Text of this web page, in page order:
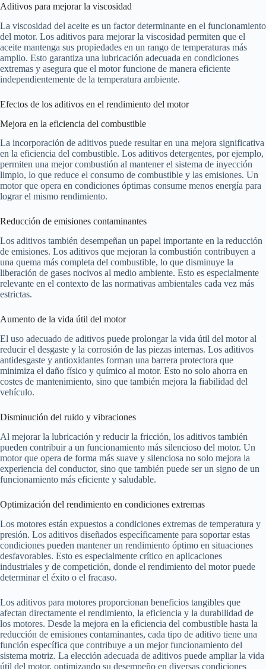
Aditivos para mejorar la viscosidad
La viscosidad del aceite es un factor determinante en el funcionamiento
del motor. Los aditivos para mejorar la viscosidad permiten que el
aceite mantenga sus propiedades en un rango de temperaturas más
amplio. Esto garantiza una lubricación adecuada en condiciones
extremas y asegura que el motor funcione de manera eficiente
independientemente de la temperatura ambiente.
Efectos de los aditivos en el rendimiento del motor
Mejora en la eficiencia del combustible
La incorporación de aditivos puede resultar en una mejora significativa
en la eficiencia del combustible. Los aditivos detergentes, por ejemplo,
permiten una mejor combustión al mantener el sistema de inyección
limpio, lo que reduce el consumo de combustible y las emisiones. Un
motor que opera en condiciones óptimas consume menos energía para
lograr el mismo rendimiento.
Reducción de emisiones contaminantes
Los aditivos también desempeñan un papel importante en la reducción
de emisiones. Los aditivos que mejoran la combustión contribuyen a
una quema más completa del combustible, lo que disminuye la
liberación de gases nocivos al medio ambiente. Esto es especialmente
relevante en el contexto de las normativas ambientales cada vez más
estrictas.
Aumento de la vida útil del motor
El uso adecuado de aditivos puede prolongar la vida útil del motor al
reducir el desgaste y la corrosión de las piezas internas. Los aditivos
antidesgaste y antioxidantes forman una barrera protectora que
minimiza el daño físico y químico al motor. Esto no solo ahorra en
costes de mantenimiento, sino que también mejora la fiabilidad del
vehículo.
Disminución del ruido y vibraciones
Al mejorar la lubricación y reducir la fricción, los aditivos también
pueden contribuir a un funcionamiento más silencioso del motor. Un
motor que opera de forma más suave y silenciosa no solo mejora la
experiencia del conductor, sino que también puede ser un signo de un
funcionamiento más eficiente y saludable.
Optimización del rendimiento en condiciones extremas
Los motores están expuestos a condiciones extremas de temperatura y
presión. Los aditivos diseñados específicamente para soportar estas
condiciones pueden mantener un rendimiento óptimo en situaciones
desfavorables. Esto es especialmente crítico en aplicaciones
industriales y de competición, donde el rendimiento del motor puede
determinar el éxito o el fracaso.
Los aditivos para motores proporcionan beneficios tangibles que
afectan directamente el rendimiento, la eficiencia y la durabilidad de
los motores. Desde la mejora en la eficiencia del combustible hasta la
reducción de emisiones contaminantes, cada tipo de aditivo tiene una
función específica que contribuye a un mejor funcionamiento del
sistema motriz. La elección adecuada de aditivos puede ampliar la vida
útil del motor, optimizando su desempeño en diversas condiciones